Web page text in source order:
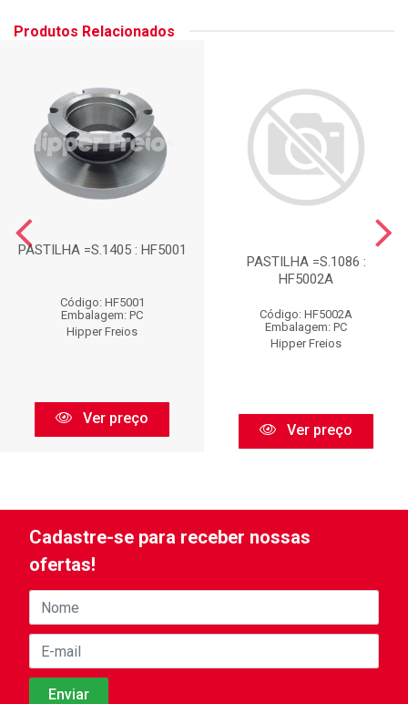
Produtos Relacionados
PASTILHA =S.1405 : HF5001
Código: HF5001
Embalagem: PC
Hipper Freios
Ver preço
PASTILHA =S.1086 :
HF5002A
Código: HF5002A
Embalagem: PC
Hipper Freios
Ver preço
Cadastre-se para receber nossas
ofertas!